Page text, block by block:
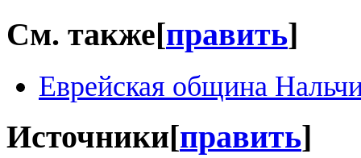
См. также[править]
Еврейская община
Источники [править]